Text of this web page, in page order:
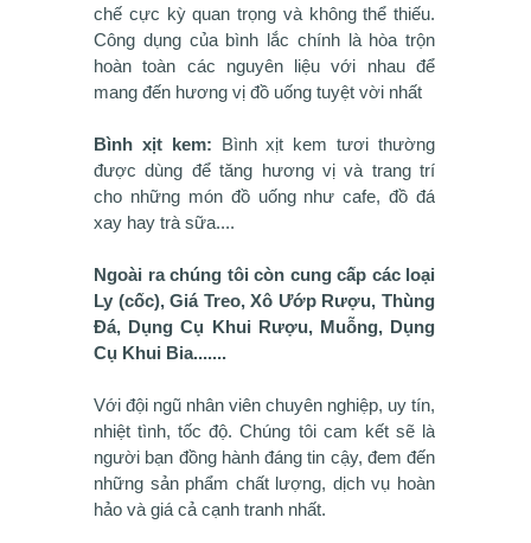
chế cực kỳ quan trọng và không thể thiếu.
Công dụng của bình lắc chính là hòa trộn
hoàn toàn các nguyên liệu với nhau để
mang đến hương vị đồ uống tuyệt vời nhất
Bình xịt kem:
Bình xịt kem tươi thường
được dùng để tăng hương vị và trang trí
cho những món đồ uống như cafe, đồ đá
xay hay trà sữa....
Ngoài ra chúng tôi còn cung cấp các loại
Ly (cốc), Giá Treo, Xô Ướp Rượu, Thùng
Đá, Dụng Cụ Khui Rượu, Muỗng, Dụng
Cụ Khui Bia.......
Với đội ngũ nhân viên chuyên nghiệp, uy tín,
nhiệt tình, tốc độ.Chúng tôi cam kết sẽ là
người bạn đồng hành đáng tin cậy, đem đến
những sản phẩm chất lượng, dịch vụ hoàn
hảo và giá cả cạnh tranh nhất.